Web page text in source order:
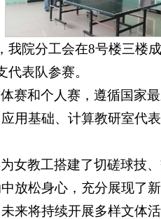
我院分工会在8号楼三楼
代表队参赛。
赛和个人赛，遵循国家
用基础、计算教研室代
女教工搭建了切磋球技
放松身心，充分展现了
来将持续开展多样文体